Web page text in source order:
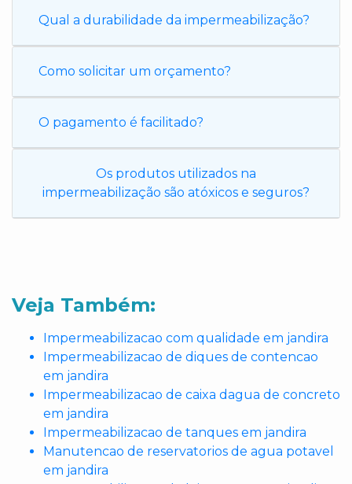
Qual a durabilidade da impermeabilização?
Como solicitar um orçamento?
O pagamento é facilitado?
Os produtos utilizados na
impermeabilização são atóxicos e seguros?
Veja Também:
Impermeabilizacao com qualidade em jandira
Impermeabilizacao de diques de contencao
em jandira
Impermeabilizacao de caixa dagua de concreto
em jandira
Impermeabilizacao de tanques em jandira
Manutencao de reservatorios de agua potavel
em jandira